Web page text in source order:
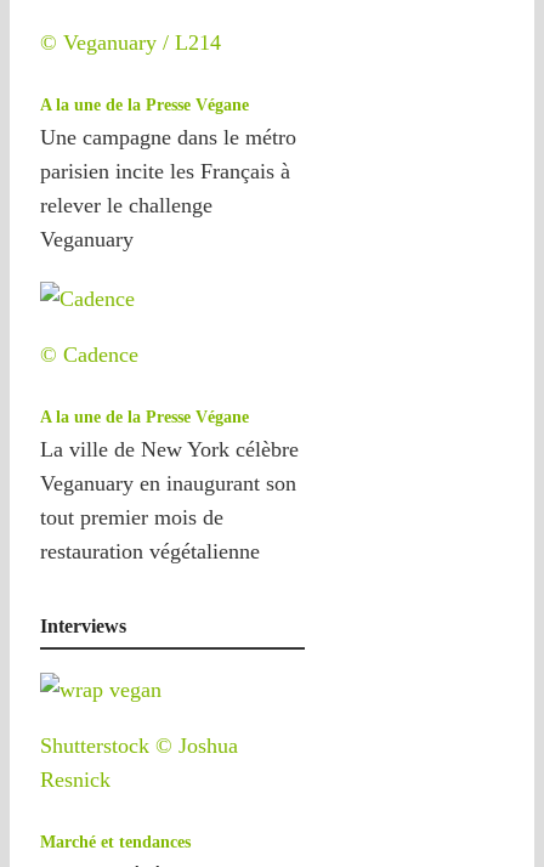
© Veganuary / L214
A la une de la Presse Végane
Une campagne dans le métro
parisien incite les Français à
relever le challenge
Veganuary
© Cadence
A la une de la Presse Végane
La ville de New York célèbre
Veganuary en inaugurant son
tout premier mois de
restauration végétalienne
Interviews
Shutterstock © Joshua
Resnick
Marché et tendances